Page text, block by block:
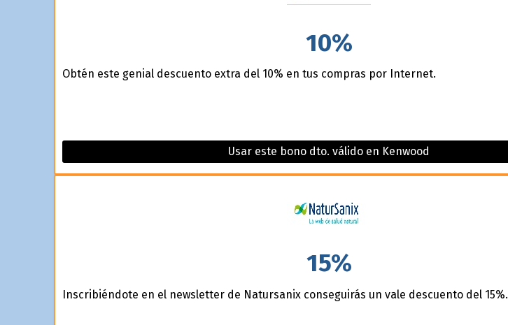
10%
Obtén este genial descuento extra del 10% en tus compras por Internet.
Usar este bono dto. válido en Kenwood
15%
Inscribiéndote en el newsletter de Natursanix conseguirás un vale descuento del 15%.